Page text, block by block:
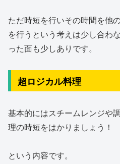
ただ時短を行いその時間を他
を行うという考えは少し合わ
った面も少しありです。
超ロジカル料理
基本的にはスチームレンジや
理の時短をはかりましょう！
という内容です。